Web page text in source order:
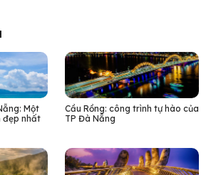
Một
đẹp nhất
Cầu Rồng: công trình tự hào của
TP Đà Nẵng